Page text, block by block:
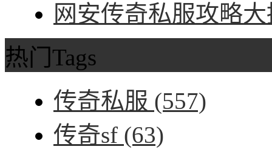
网安传奇私服攻略
热门Tags
传奇私服 (557)
传奇sf (63)